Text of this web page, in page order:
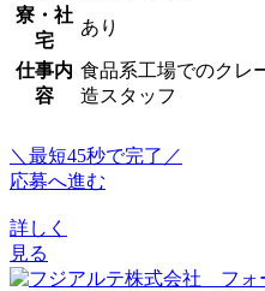
寮・社
宅
あり
仕事内
容
食品系工場でのクレ
造スタッフ
＼最短45秒で完了／
応募へ進む
詳しく
見る